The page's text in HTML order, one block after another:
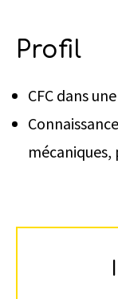
Profil
CFC dans